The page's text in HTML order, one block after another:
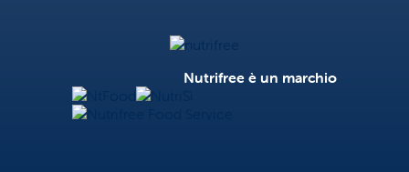
Nutrifree è un marchio
NtFood